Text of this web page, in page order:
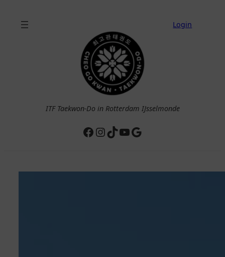
Login
ITF Taekwon-Do in Rotterdam IJsselmonde
Facebook
Instagram
TikTok
YouTube
Google